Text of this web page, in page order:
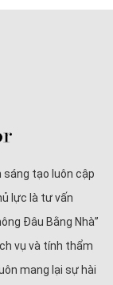
không gian bếp
sáng tạo luôn cập
lực là tư vấn
Đâu Bằng Nhà”
vụ và tính thẩm
mang lại sự hài